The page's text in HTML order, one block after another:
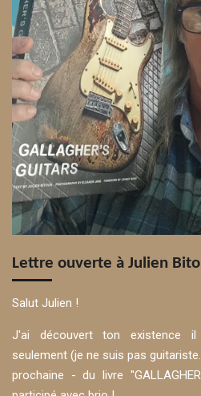
Lettre ouverte à Julien
Salut Julien !
J'ai découvert ton existence
seulement (je ne suis pas
prochaine - du livre